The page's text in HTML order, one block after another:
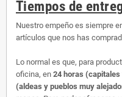
Tiempos de
Nuestro empeño es siempre
artículos que nos has
Lo normal es que, para
oficina, en 24 horas
(aldeas y pueblos muy